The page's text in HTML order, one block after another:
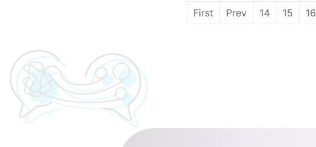
First Prev 14 15 16